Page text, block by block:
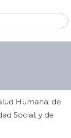
Humana; de
Social; y de